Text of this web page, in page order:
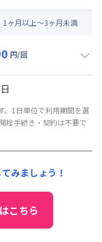
1 ヶ月以上～3ヶ月未満
円/回
日
1日単位で利用期間を選
栓手続き・契約は不要で
みましょう！
こちら